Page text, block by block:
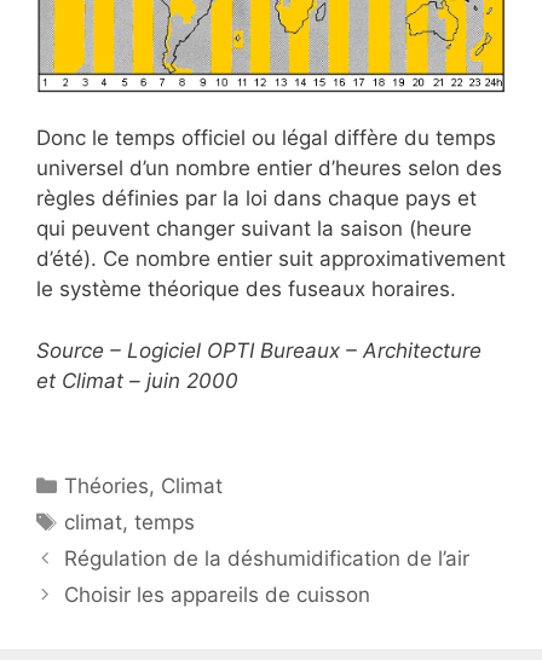
Donc le temps officiel ou légal diffère du temps
universel d’un nombre entier d’heures selon des
règles définies par la loi dans chaque pays et
qui peuvent changer suivant la saison (heure
d’été). Ce nombre entier suit approximativement
le système théorique des fuseaux horaires.
Source – Logiciel OPTI Bureaux – Architecture
et Climat – juin 2000
Catégories
Théories, Climat
Étiquettes
climat,temps
Régulation de la déshumidification de l’air
Choisir les appareils de cuisson